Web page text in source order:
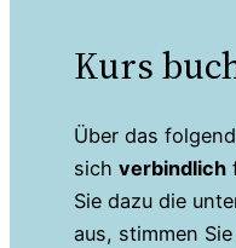
Kurs
Über das
sich verbindlich
Sie dazu die
aus, stimmen